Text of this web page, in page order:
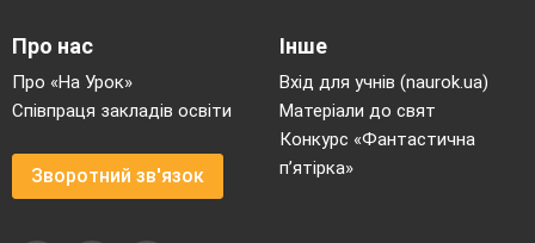
Ведучий 2.
Ласкаво просимо до Запорізької
Січі, обгородженої частоколом, що таємниче
споглядає в дніпрові води! Відчути себе
козаком-характерником там дуже легко! Вас
навчать їздити на конях, стріляти з лука та
Про нас
Про «На Урок»
Співпраця закладів освіти
Зворотний зв'язок
Інше
Вхід для учнів (naurok.ua)
Матеріали до свят
Конкурс «Фантастична
п’ятірка»